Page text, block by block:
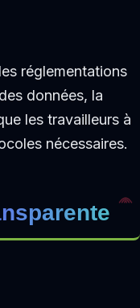
réglementations
données, la
les travailleurs à
nécessaires.